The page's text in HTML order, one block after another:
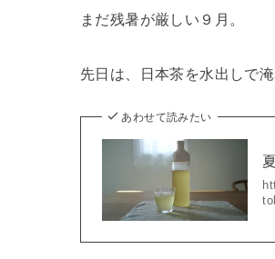
まだ残暑が厳しい９月。
先日は、日本茶を水出しで淹
あわせて読みたい